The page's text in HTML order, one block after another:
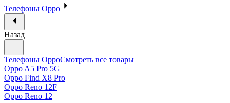
Телефоны Oppo
Назад
Телефоны OppoСмотреть все товары
Oppo A5 Pro 5G
Oppo Find X8 Pro
Oppo Reno 12F
Oppo Reno 12